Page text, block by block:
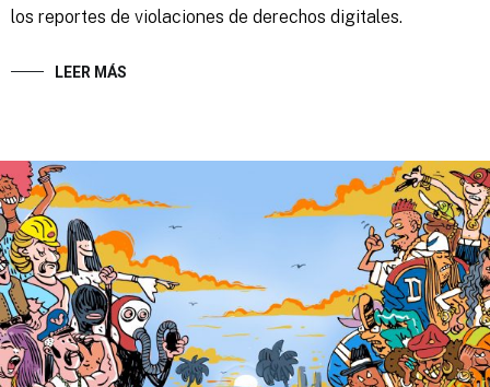
los reportes de violaciones de derechos digitales.
LEER MÁS